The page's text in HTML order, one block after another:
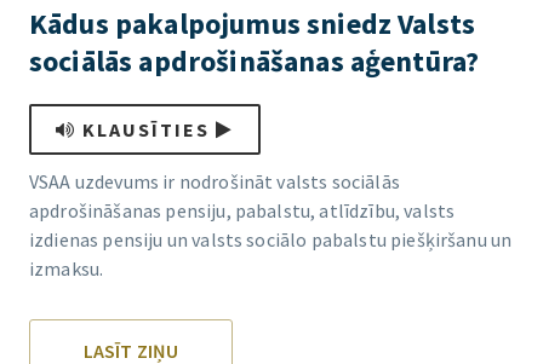
Kādus pakalpojumus sniedz Valsts
sociālās apdrošināšanas aģentūra?
KLAUSĪTIES
VSAA uzdevums ir nodrošināt valsts sociālās
apdrošināšanas pensiju, pabalstu, atlīdzību, valsts
izdienas pensiju un valsts sociālo pabalstu piešķiršanu un
izmaksu.
LASĪT ZIŅU